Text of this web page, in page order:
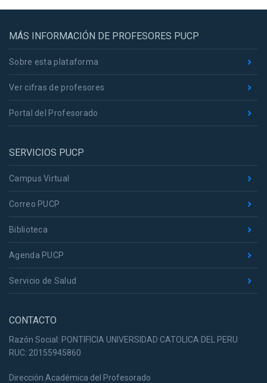
MÁS INFORMACIÓN DE PROFESORES PUCP
Sobre esta plataforma
Ver cifras de profesores
Portal del Profesorado
SERVICIOS PUCP
Campus Virtual
Correo PUCP
Biblioteca
Agenda PUCP
Servicio de Salud
CONTACTO
Razón Social: PONTIFICIA UNIVERSIDAD CATOLICA DEL PERU
RUC: 20155945860
Dirección Académica del Profesorado